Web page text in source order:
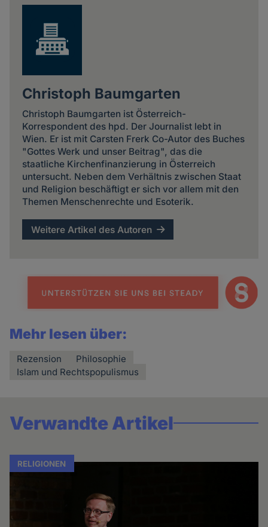
Christoph Baumgarten
Christoph Baumgarten ist Österreich-
Korrespondent des hpd. Der Journalist lebt in
Wien. Er ist mit Carsten Frerk Co-Autor des Buches
"Gottes Werk und unser Beitrag", das die
staatliche Kirchenfinanzierung in Österreich
untersucht. Neben dem Verhältnis zwischen Staat
und Religion beschäftigt er sich vor allem mit den
Themen Menschenrechte und Esoterik.
Weitere Artikel des Autoren
Mehr lesen über:
Rezension
Philosophie
Islam und Rechtspopulismus
Verwandte Artikel
RELIGIONEN